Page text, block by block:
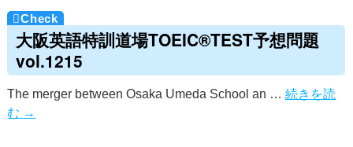
大阪英語特訓道場TOEIC®TEST予想問題
vol.1215
The merger between Osaka Umeda School an …続きを読
む →